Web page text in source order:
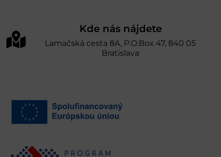
Kde nás nájdete
Lamačská cesta 8A, P.O.Box 47, 840 05
Bratislava